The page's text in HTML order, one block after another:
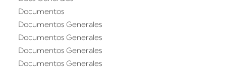
Documentos
Documentos Generales
Documentos Generales
Documentos Generales
Documentos Generales